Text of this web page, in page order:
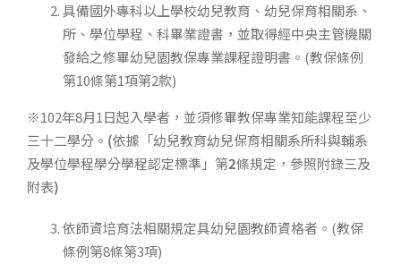
具備國外專科以上學校幼兒教育、幼兒保育相關系、
所、學位學程、科畢業證書，並取得經中央主管機關
發給之修畢幼兒園教保專業課程證明書。(教保條例
第10條第1項第2款)
※102年8月1日起入學者，並須修畢教保專業知能課程至少
三十二學分。 (依據「幼兒教育幼兒保育相關系所科與輔系
及學位學程學分學程認定標準」第2條規定，參照附錄三及
附表)
依師資培育法相關規定具幼兒園教師資格者。(教保
條例第8條第3項)